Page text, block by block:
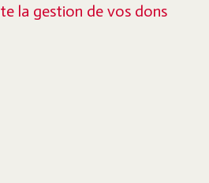
la gestion de vos dons